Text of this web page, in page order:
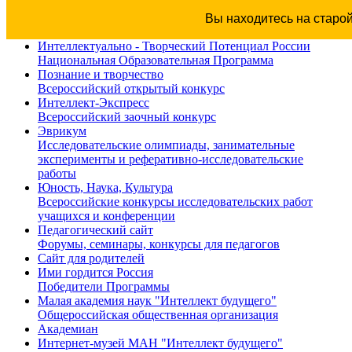
Вы находитесь на
Интеллектуально - Творческий Потенциал России
Национальная Образовательная Программа
Познание и творчество
Всероссийский открытый конкурс
Интеллект-Экспресс
Всероссийский заочный конкурс
Эврикум
Исследовательские олимпиады, занимательные
эксперименты и реферативно-исследовательские
работы
Юность, Наука, Культура
Всероссийские конкурсы исследовательских работ
учащихся и конференции
Педагогический сайт
Форумы, семинары, конкурсы для педагогов
Сайт для родителей
Ими гордится Россия
Победители Программы
Малая академия наук "Интеллект будущего"
Общероссийская общественная организация
Академиан
Интернет-музей МАН "Интеллект будущего"